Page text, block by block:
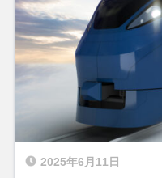
2025年6月11日